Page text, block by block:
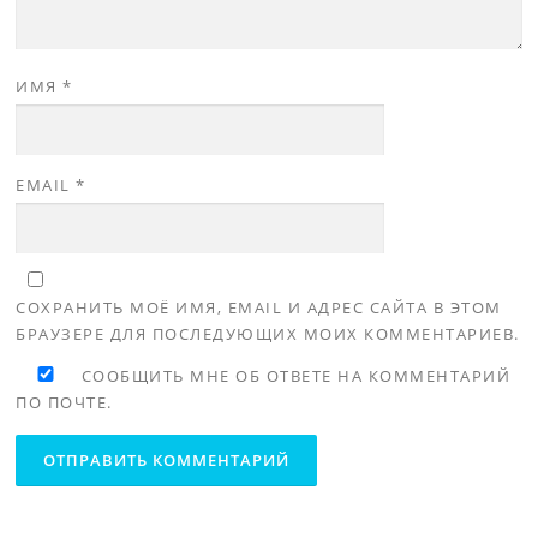
ИМЯ*
EMAIL*
СОХРАНИТЬ МОЁ ИМЯ, EMAIL И АДРЕС САЙТА В ЭТОМ
БРАУЗЕРЕ ДЛЯ ПОСЛЕДУЮЩИХ МОИХ КОММЕНТАРИЕВ.
СООБЩИТЬ МНЕ ОБ ОТВЕТЕ НА КОММЕНТАРИЙ
ПО ПОЧТЕ.